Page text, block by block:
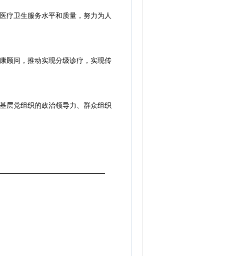
卫生服务水平和质量，努力为人
顾问，推动实现分级诊疗，实现传
党组织的政治领导力、群众组织